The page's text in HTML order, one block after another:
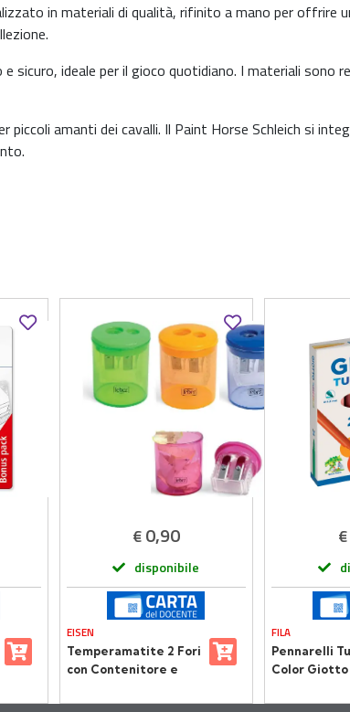
in materiali di qualità, rifinito a mano per offrire
sicuro, ideale per il gioco quotidiano. I materiali sono
piccoli amanti dei cavalli. Il Paint Horse Schleich si
€0,90
disponibile
EISEN
Temperamatite 2 Fori
con Contenitore e
€
FILA
Pennarelli
Color Giotto